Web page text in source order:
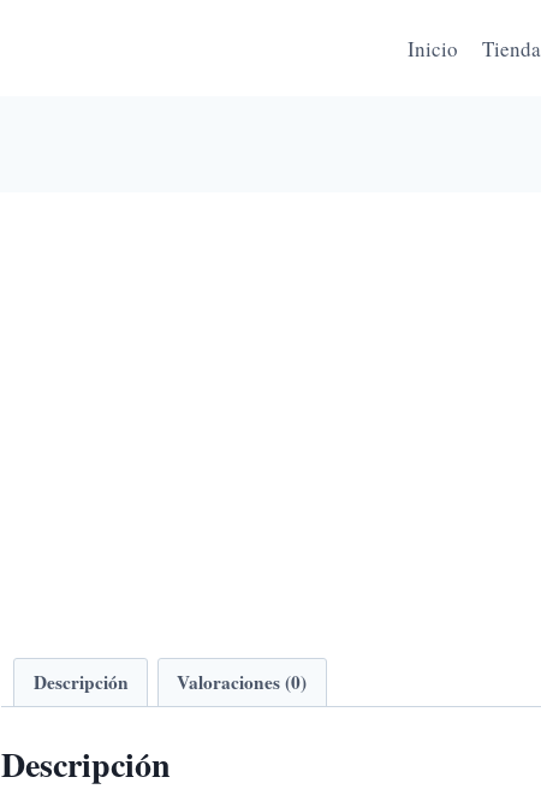
Inicio Tienda
Descripción Valoraciones (0)
Descripción